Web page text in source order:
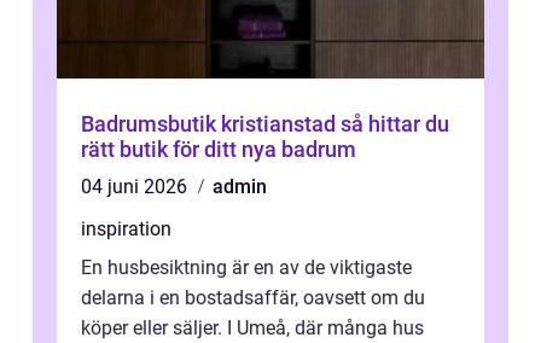
Badrumsbutik kristianstad så hittar du
rätt butik för ditt nya badrum
04 juni 2026
admin
inspiration
En husbesiktning är en av de viktigaste
delarna i en bostadsaffär, oavsett om du
köper eller säljer. I Umeå, där många hus